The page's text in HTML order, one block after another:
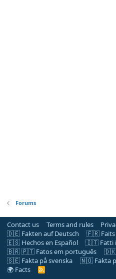
Forums
Contact us Terms and rules
🇩🇪 Fakten auf Deutsch
🇫🇷 Faits
🇪🇸 Hechos en Español
🇮🇹 Fatti
🇧🇷 🇵🇹 Fatos em português
🇩🇰
🇸🇪 Fakta på svenska
🇳🇴 Fakta
🌍 Facts
R